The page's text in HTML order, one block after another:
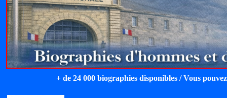
+ de 24 000 biographies disponibles / Vous